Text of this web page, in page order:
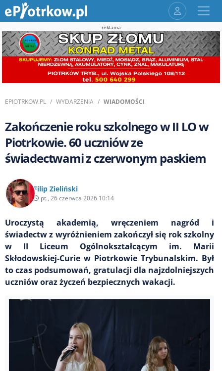
reklama
EPIOTRKOW.PL WYDARZENIA WIADOMOŚCI
Zakończenie roku szkolnego w II LO w
Piotrkowie. 60 uczniów ze
świadectwami z czerwonym paskiem
Filip Zieliński
pt., 26 czerwca 2026 10:14
Uroczystą akademią, wręczeniem nagród i
świadectw z wyróżnieniem zakończył się rok szkolny
w II Liceum Ogólnokształcącym im. Marii
Skłodowskiej-Curie w Piotrkowie Trybunalskim. Był
to czas podsumowań, gratulacji dla najzdolniejszych
uczniów oraz życzeń bezpiecznych wakacji.